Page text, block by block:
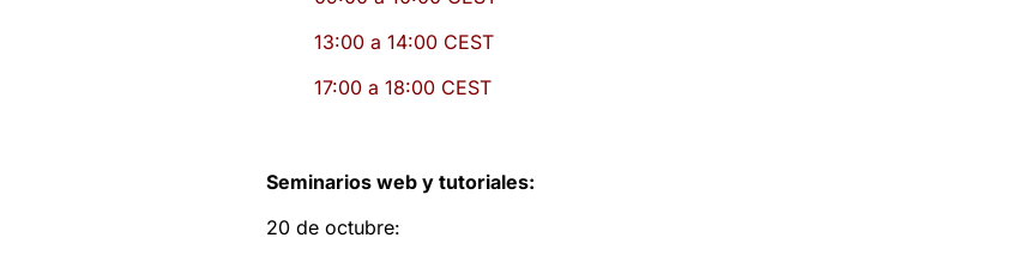
13:00 a 14:00 CEST
17:00 a 18:00 CEST
Seminarios web y tutoriales:
20 de octubre: